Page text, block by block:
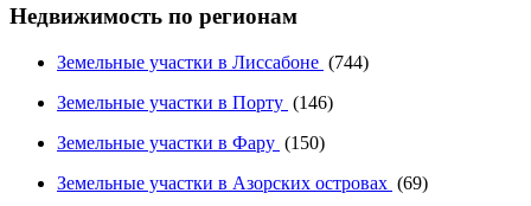
Недвижимость по регионам
Земельные участки в Лиссабоне (744)
Земельные участки в Порту (146)
Земельные участки в Фару (150)
Земельные участки в Азорских островах (69)